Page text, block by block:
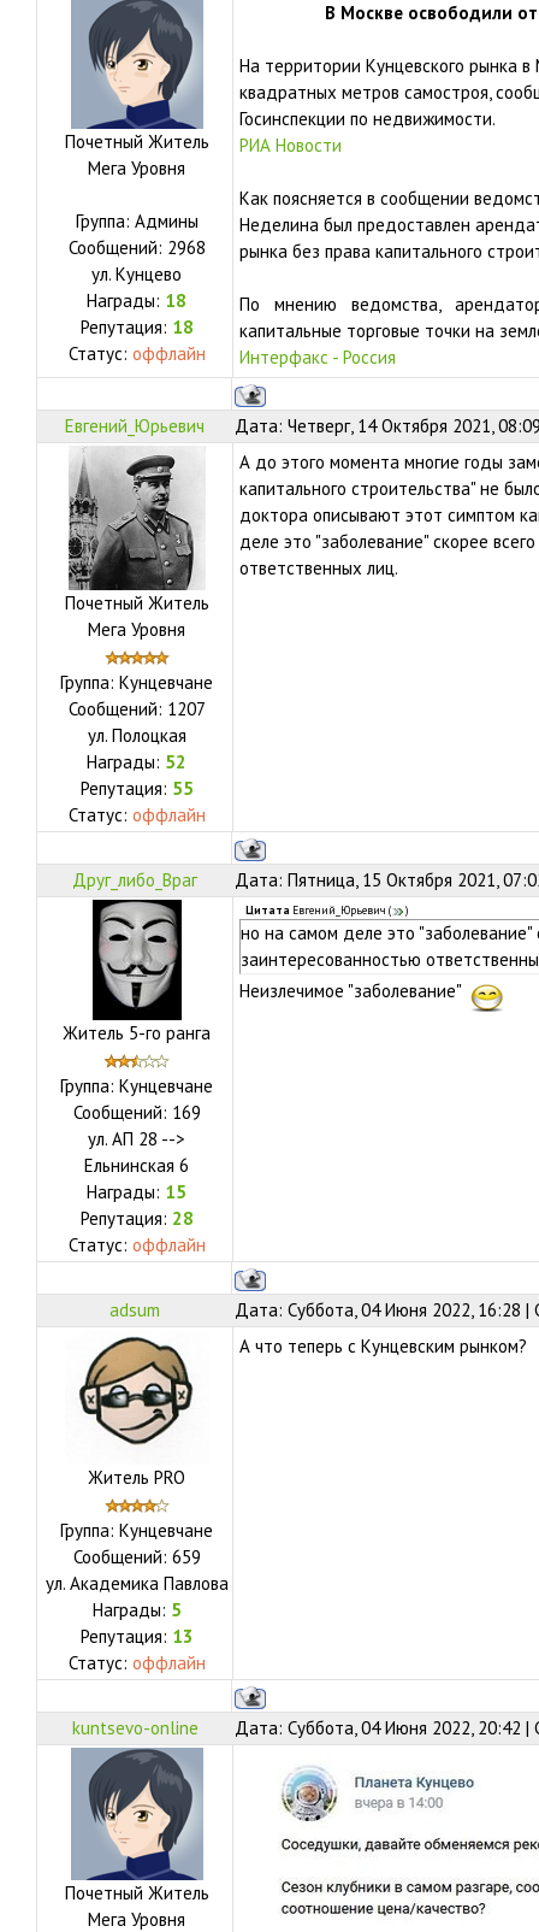
Почетный Житель
Мега Уровня
Группа: Админы
Сообщений: 2968
ул. Кунцево
Награды: 18
Репутация: 18
Статус: оффлайн
В Москве освободили
На территории Кунцевского рынка
квадратных метров самостроя,
Госинспекции по недвижимости.
РИА Новости
Как поясняется в сообщении
Неделина был предоставлен
рынка без права капитального
По мнению ведомства,
капитальные торговые точки на
Интерфакс - Россия
Евгений_Юрьевич Дата: Четверг, 14 Октября 2021,
Почетный Житель
Мега Уровня
Группа: Кунцевчане
Сообщений: 1207
ул. Полоцкая
Награды: 52
Репутация: 55
Статус: оффлайн
А до этого момента многие годы
капитального строительства" не
доктора описывают этот симптом
деле это "заболевание" скорее
ответственных лиц.
Друг_либо_Враг Дата: Пятница, 15 Октября 2021,
Житель 5-го ранга
Группа: Кунцевчане
Сообщений: 169
ул. АП 28 -->
Ельнинская 6
Награды: 15
Репутация: 28
Статус: оффлайн
Цитата Евгений_Юрьевич ( )
но на самом деле это "заболевание"
заинтересованностью
Неизлечимое "заболевание"
adsum Дата: Суббота, 04 Июня 2022, 16:28
Житель PRO
Группа: Кунцевчане
Сообщений: 659
ул. Академика Павлова
Награды: 5
Репутация: 13
Статус: оффлайн
А что теперь с Кунцевским рынком?
kuntsevo-online Дата: Суббота, 04 Июня 2022, 20:42
Почетный Житель
Мега Уровня